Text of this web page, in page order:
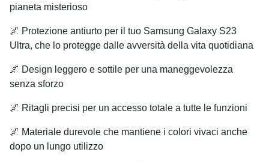
pianeta misterioso
🌌 Protezione antiurto per il tuo Samsung Galaxy S23
Ultra, che lo protegge dalle avversità della vita quotidiana
🌌 Design leggero e sottile per una maneggevolezza
senza sforzo
🌌 Ritagli precisi per un accesso totale a tutte le funzioni
🌌 Materiale durevole che mantiene i colori vivaci anche
dopo un lungo utilizzo